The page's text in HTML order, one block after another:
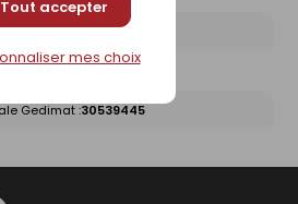
Tout accepter
mes choix
:SW1E3471CA
Gedimat :30539445